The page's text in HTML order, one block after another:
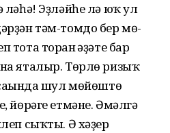
ләһә! Эҙләйһе лә юҡ ул
тәм-томдо бер мө­
торған ғәҙәте бар
яталыр. Төрлө ризыҡ
шул мөйөштө
йөрәге етмәне. Әмәлгә
сыҡты. Ә хә­ҙер